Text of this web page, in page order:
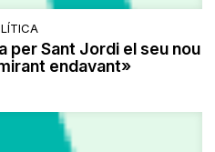
per Sant Jordi el seu nou
endavant»